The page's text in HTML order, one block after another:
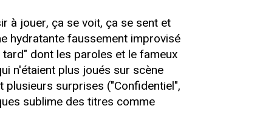
à jouer, ça se voit, ça se sent et
hydratante faussement improvisé
dont les paroles et le fameux
n'étaient plus joués sur scène
plusieurs surprises ("Confidentiel",
sublime des titres comme